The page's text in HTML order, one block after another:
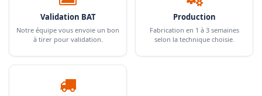
Validation BAT
Notre équipe vous envoie un bon
à tirer pour validation.
Production
Fabrication en 1 à 3 semaines
selon la technique choisie.